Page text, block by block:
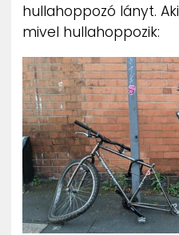
PR-
hullahoppozó lányt.
mivel hullahoppozik: